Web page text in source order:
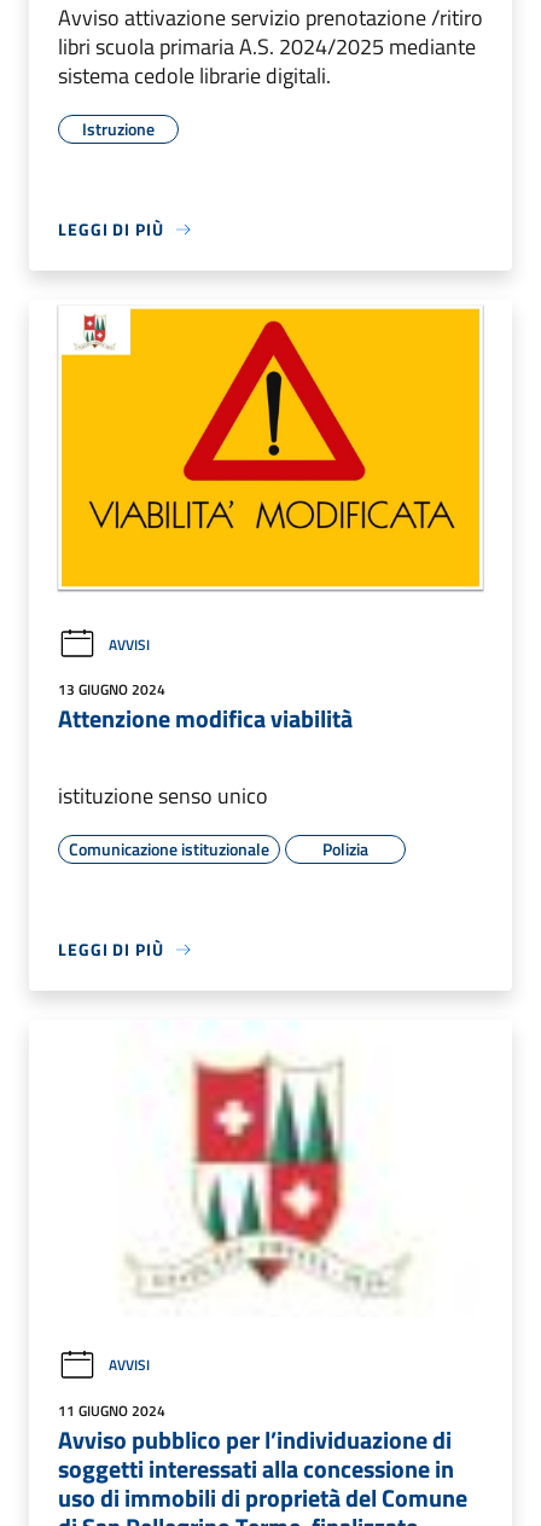
Avviso attivazione servizio prenotazione /ritiro
libri scuola primaria A.S. 2024/2025 mediante
sistema cedole librarie digitali.
Istruzione
LEGGI DI PIÙ
AVVISI
13 GIUGNO 2024
Attenzione modifica viabilità
istituzione senso unico
Comunicazione istituzionale Polizia
LEGGI DI PIÙ
AVVISI
11 GIUGNO 2024
Avviso pubblico per l’individuazione di
soggetti interessati alla concessione in
uso di immobili di proprietà del Comune